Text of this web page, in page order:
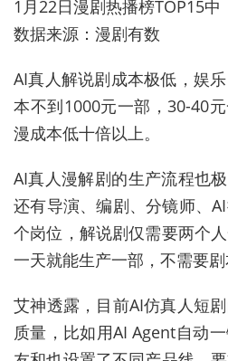
1月22日漫剧热播榜TOP15
数据来源：漫剧有数
AI真人解说剧成本极低，娱
本不到1000元一部，30-40
漫成本低十倍以上。
AI真人漫解剧的生产流程也
还有导演、编剧、分镜师、
个岗位，解说剧仅需要两个
一天就能生产一部，不需要剧
艾神透露，目前AI仿真人短
质量，比如用AI Agent自动